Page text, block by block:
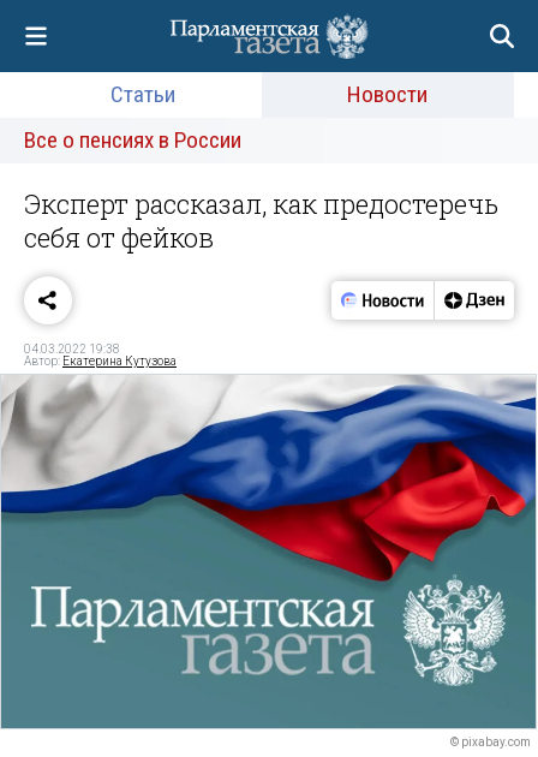
Статьи
Новости
Все о пенсиях в России
Эксперт рассказал, как предостеречь
себя от фейков
04.03.2022 19:38
Автор: Екатерина Кутузова
© pixabay.com